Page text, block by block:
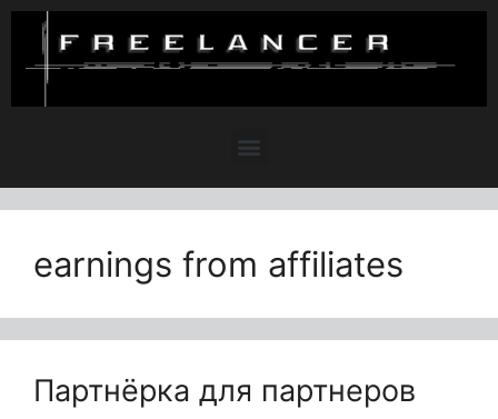
earnings from affiliates
Партнёрка для партнеров